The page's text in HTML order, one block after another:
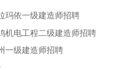
玛依一级建造师招聘
机电工程二级建造师招聘
一级建造师招聘
矿业工程二级建造师招聘